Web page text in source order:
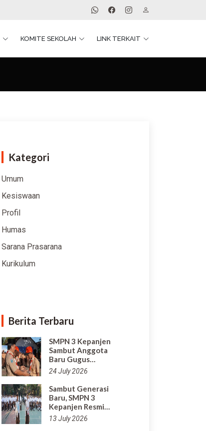
KOMITE SEKOLAH LINK TERKAIT
Kategori
Umum
Kesiswaan
Profil
Humas
Sarana Prasarana
Kurikulum
Berita Terbaru
SMPN 3 Kepanjen
Sambut Anggota
Baru Gugus…
24 July 2026
Sambut Generasi
Baru, SMPN 3
Kepanjen Resmi…
13 July 2026